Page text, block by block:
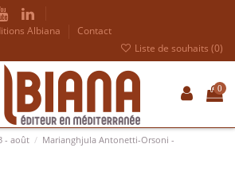
Albiana
Contact
Liste de souhaits (0)
0
- août
Marianghjula Antonetti-Orsoni -